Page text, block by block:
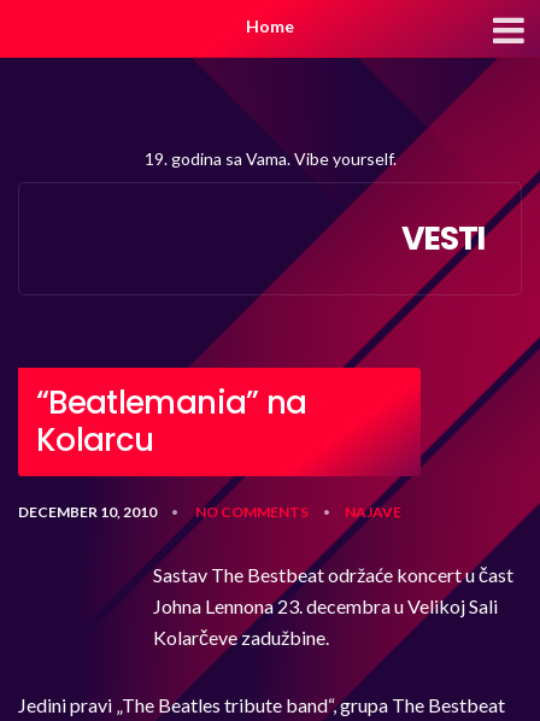
Home
19. godina sa Vama. Vibe yourself.
VESTI
“Beatlemania” na
Kolarcu
DECEMBER 10, 2010 • NO COMMENTS • NAJAVE
Sastav The Bestbeat održaće koncert u čast
Johna Lennona 23. decembra u Velikoj Sali
Kolarčeve zadužbine.
Jedini pravi „The Beatles tribute band“, grupa The Bestbeat